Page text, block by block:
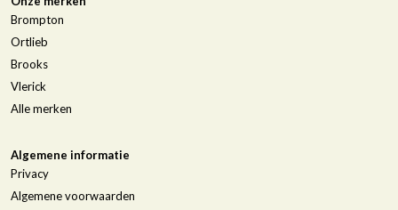
Brompton
Ortlieb
Brooks
Vlerick
Alle merken
Algemene informatie
Privacy
Algemene voorwaarden